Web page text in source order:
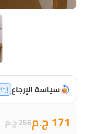
سياسة الإرجاع
171 ج.م 256 ج.م